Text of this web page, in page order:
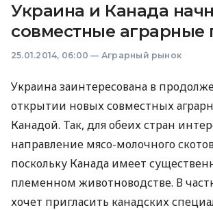
Украина и Канада
совместные аграрные
25.01.2014, 06:00 — Аграрный рынок
Украина заинтересована в
открытии новых совместных
Канадой. Так, для обеих стран
направление мясо-молочного
поскольку Канада имеет
племенном животноводстве. В
хочет пригласить канадских